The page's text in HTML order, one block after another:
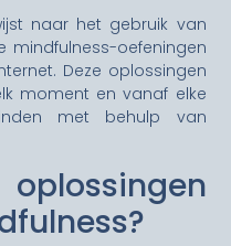
naar het gebruik van
oefeningen
Deze oplossingen
moment en vanaf elke
met behulp van